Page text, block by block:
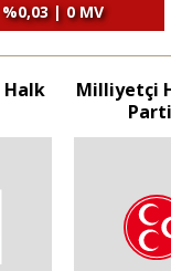
%0,03 | 0 MV
Milliyetçi